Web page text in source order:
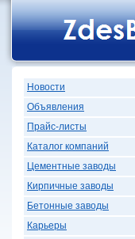
Новости
Объявления
Прайс-листы
Каталог компаний
Цементные заводы
Кирпичные заводы
Бетонные заводы
Карьеры